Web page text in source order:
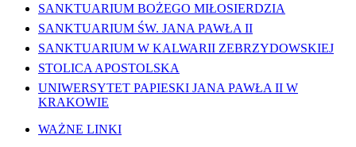
SANKTUARIUM BOŻEGO MIŁOSIERDZIA
SANKTUARIUM ŚW. JANA PAWŁA II
SANKTUARIUM W KALWARII ZEBRZYDOWSKIEJ
STOLICA APOSTOLSKA
UNIWERSYTET PAPIESKI JANA PAWŁA II W
KRAKOWIE
WAŻNE LINKI